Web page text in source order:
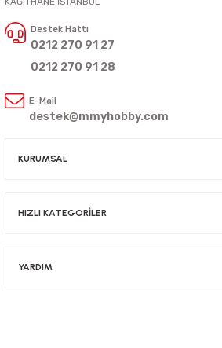
Destek Hattı
0212 270 91 27
0212 270 91 28
E-Mail
destek@mmyhobby.com
KURUMSAL
HIZLI KATEGORİLER
YARDIM